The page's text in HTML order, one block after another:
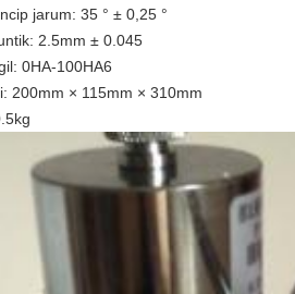
jarum: 35 ° ± 0,25 °
2.5mm ± 0.045
0HA-100HA6
200mm × 115mm × 310mm